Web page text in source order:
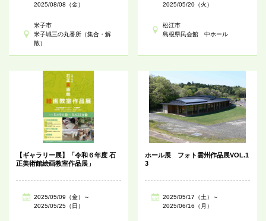
2025/08/08（金）
米子市
米子城三の丸番所（集合・解
散）
2025/05/20（火）
松江市
島根県民会館 中ホール
【ギャラリー展】「令和６年度 石
正美術館絵画教室作品展」
2025/05/09（金）～
2025/05/25（日）
ホール展 フォト雲州作品展VOL.1
3
2025/05/17（土）～
2025/06/16（月）